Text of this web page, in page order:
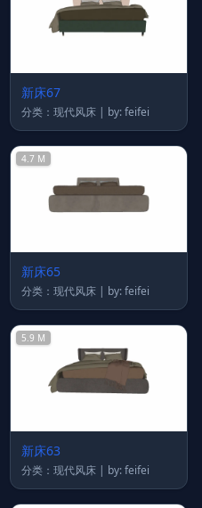
新床67
分类：现代风床 | by: feifei
4.7 M
新床65
分类：现代风床 | by: feifei
5.9 M
新床63
分类：现代风床 | by: feifei